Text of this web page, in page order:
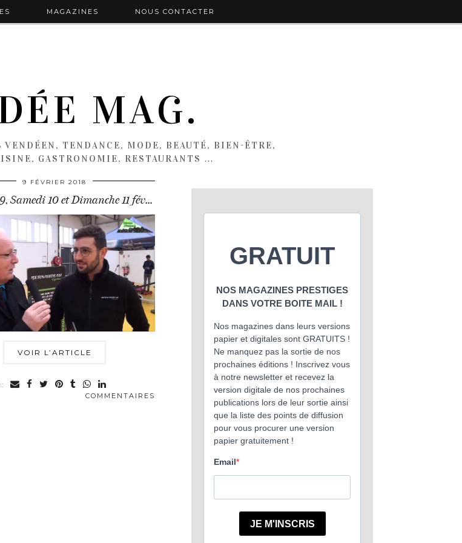
MAG.
TENDANCE, MODE, BEAUTÉ, BIEN-ÊTRE,
GASTRONOMIE, RESTAURANTS …
MAGAZINES NOUS CONTACTER
9 FÉVRIER 2018
Vendredi 9, Samedi 10 et Dimanche 11 février 2018 – En partenariat …
VOIR L’ARTICLE
COMMENTAIRES